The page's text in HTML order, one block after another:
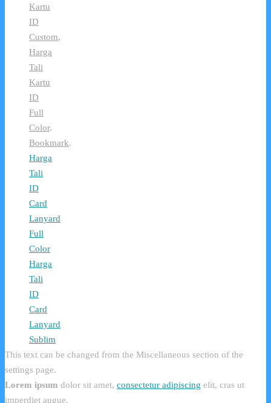
Kartu
ID
Custom,
Harga
Tali
Kartu
ID
Full
Color.
Bookmark.
Harga
Tali
ID
Card
Lanyard
Full
Color
Harga
Tali
ID
Card
Lanyard
Sublim
This text can be changed from the Miscellaneous section of the
settings page.
Lorem ipsum dolor sit amet, consectetur adipiscing elit, cras ut
imperdiet augue.